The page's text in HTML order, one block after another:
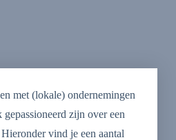
met (lokale) ondernemingen
zijn over een
vind je een aantal